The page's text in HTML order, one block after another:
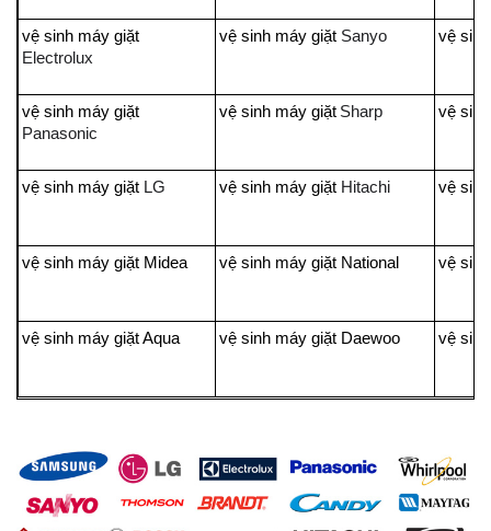
vệ sinh máy giặt
Electrolux
vệ sinh máy giặt Sanyo vệ
vệ sinh máy giặt
Panasonic
vệ sinh máy giặt Sharp vệ
vệ sinh máy giặt LG vệ sinh máy giặt Hitachi vệ
vệ sinh máy giặt Midea vệ sinh máy giặt National vệ
vệ sinh máy giặt Aqua vệ sinh máy giặt Daewoo vệ